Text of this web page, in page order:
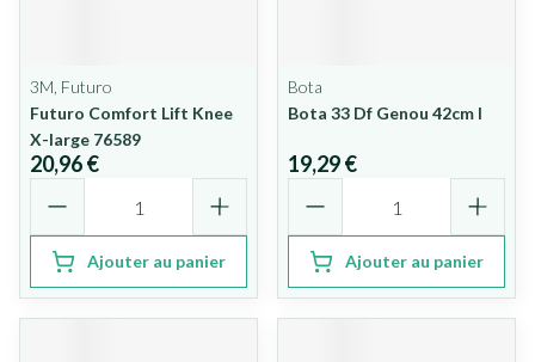
3M, Futuro
Futuro Comfort Lift Knee
X-large 76589
20,96 €
Ajouter au panier
Bota
Bota 33 Df Genou 42cm l
19,29 €
Ajouter au panier